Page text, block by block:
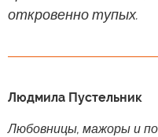
откровенно тупых.
Людмила Пустельник
Любовницы, мажоры и